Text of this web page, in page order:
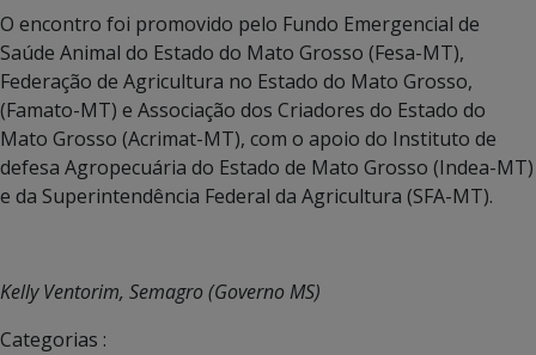
O encontro foi promovido pelo Fundo Emergencial de
Saúde Animal do Estado do Mato Grosso (Fesa-MT),
Federação de Agricultura no Estado do Mato Grosso,
(Famato-MT) e Associação dos Criadores do Estado do
Mato Grosso (Acrimat-MT), com o apoio do Instituto de
defesa Agropecuária do Estado de Mato Grosso (Indea-MT)
e da Superintendência Federal da Agricultura (SFA-MT).
Kelly Ventorim, Semagro (Governo MS)
Categorias :